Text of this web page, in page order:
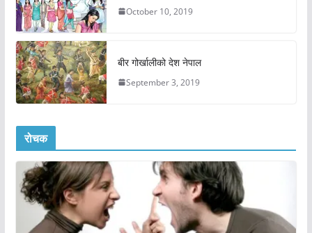
October 10, 2019
बीर गोर्खालीको देश नेपाल
September 3, 2019
रोचक